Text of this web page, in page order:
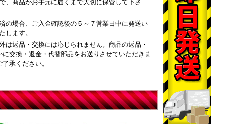
、商品がお手元に届くまで大切に保管して下さ
の場合、ご入金確認後の５～７営業日中に発送い
します。
返品・交換には応じられません。商品の返品・
交換・返金・代替部品をお送りさせていただきま
承ください。